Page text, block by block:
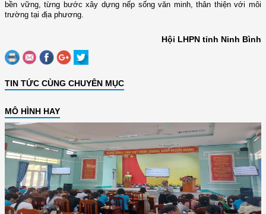
bền vững, từng bước xây dựng nếp sống văn minh, thân thiện với môi
trường tại địa phương.
Hội LHPN tỉnh Ninh Bình
TIN TỨC CÙNG CHUYÊN MỤC
MÔ HÌNH HAY